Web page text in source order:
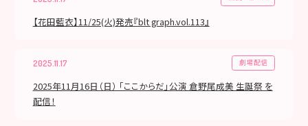
【花田藍衣】11/25(火)発売『blt graph.vol.113』
2025.11.17 劇場配信
2025年11月16日（日） 「ここからだ」公演 倉野尾成美 生誕祭 を
配信！